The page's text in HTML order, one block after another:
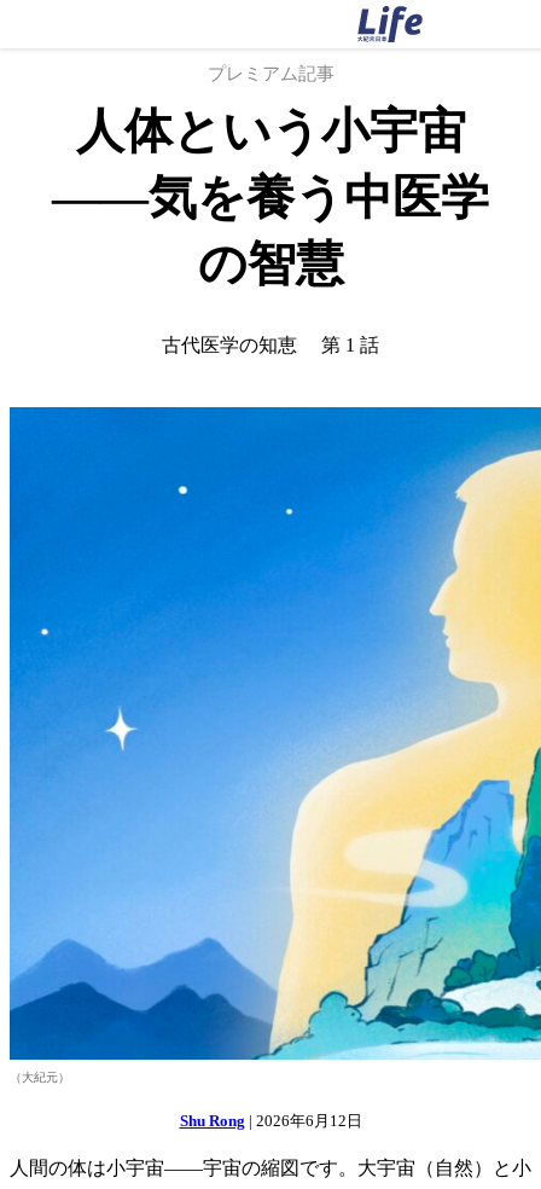
プレミアム記事
人体という小宇宙
――気を養う中医学
の智慧
古代医学の知恵 第 1 話
（大紀元）
Shu Rong | 2026年6月12日
人間の体は小宇宙——宇宙の縮図です。大宇宙（自然）と小